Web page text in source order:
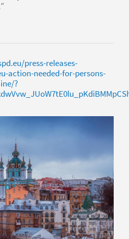
press-releases-
action-needed-for-persons-
?